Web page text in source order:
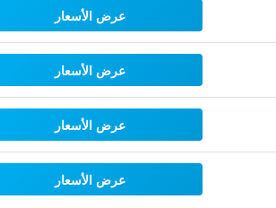
عرض الأسعار
عرض الأسعار
عرض الأسعار
عرض الأسعار